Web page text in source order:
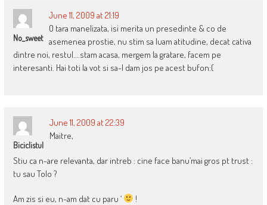
No_sweet
June 11, 2009 at 21:19
O tara manelizata, isi merita un presedinte & co de
asemenea prostie, nu stim sa luam atitudine, decat cativa
dintre noi, restul….stam acasa, mergem la gratare, facem pe
interesanti. Hai toti la vot si sa-l dam jos pe acest bufon:(
Biciclistul
June 11, 2009 at 22:39
Maitre,
Stiu ca n-are relevanta, dar intreb : cine face banu’mai gros pt trust :
tu sau Tolo ?
Am zis si eu, n-am dat cu paru ‘ !